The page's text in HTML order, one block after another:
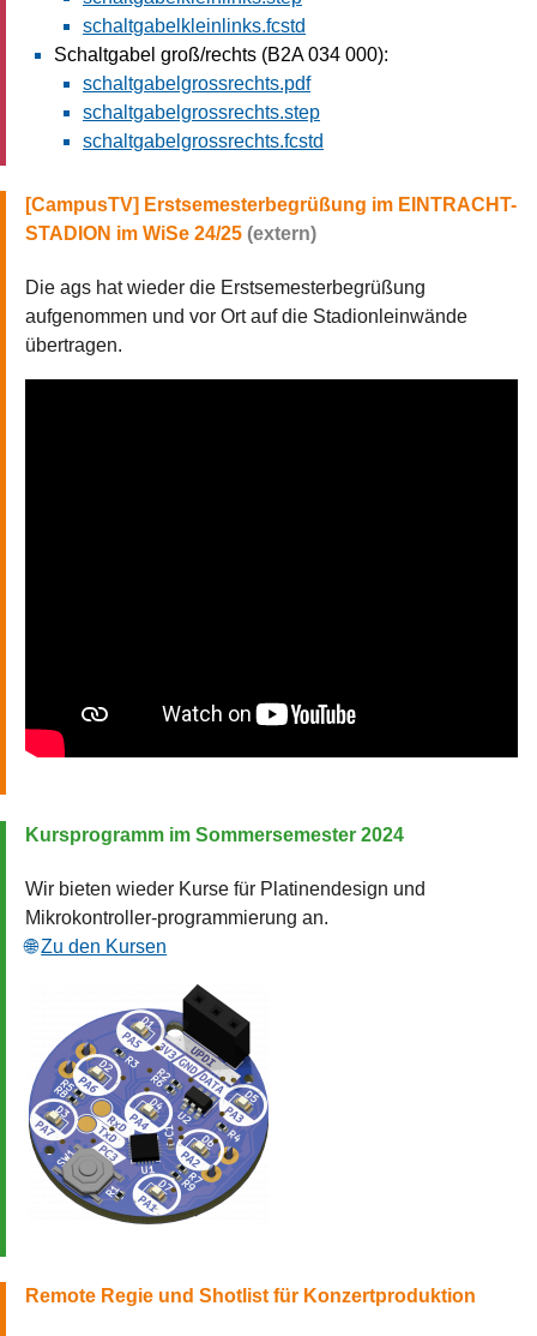
schaltgabelkleinlinks.fcstd
Schaltgabel groß/rechts (B2A 034 000):
schaltgabelgrossrechts.pdf
schaltgabelgrossrechts.step
schaltgabelgrossrechts.fcstd
Erstsemesterbegrüßung im EINTRACHT-
STADION im WiSe 24/25
Die ags hat wieder die Erstsemesterbegrüßung
aufgenommen und vor Ort auf die Stadionleinwände
übertragen.
Kursprogramm im Sommersemester 2024
Wir bieten wieder Kurse für Platinendesign und
Mikrokontroller-programmierung an.
Zu den Kursen
Remote Regie und Shotlist für Konzertproduktion